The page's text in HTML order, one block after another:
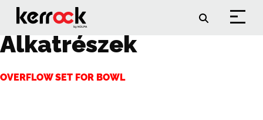
Accessory Category:
Alkatrészek
OVERFLOW SET FOR BOWL